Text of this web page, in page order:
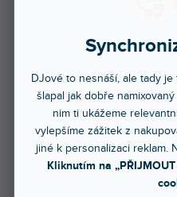
DJové to nesnáší, ale tady
šlapal jak dobře
nim ti ukážeme
vylepšíme zážitek z
jiné k personalizaci reklam.
Kliknutím na
Množstevní sleva
1 - 23 ks
24 - 99 ks = sleva 5 %
100 - 499 ks = sleva 10 %